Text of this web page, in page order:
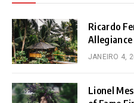
Ricardo
Allegiance
JANEIRO 4,
Lionel